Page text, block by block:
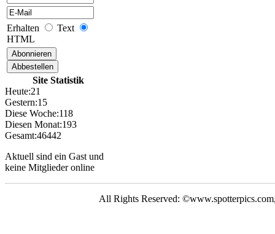
Neue Bilder Online!
>Bilder von Franz<
Neue Bilder Online!
>Bilder von Elfriede<
> Letzte Änderung
06.03.17 <
UNSERE
GALERIE
>Bilder von Franz<
Neue Bilder Online!
Erhalten
Text
HTML
Site Statistik
Heute:21
Gestern:15
Diese Woche:118
Diesen Monat:193
Gesamt:46442
Aktuell sind ein Gast und
keine Mitglieder online
All Rights Reserved: